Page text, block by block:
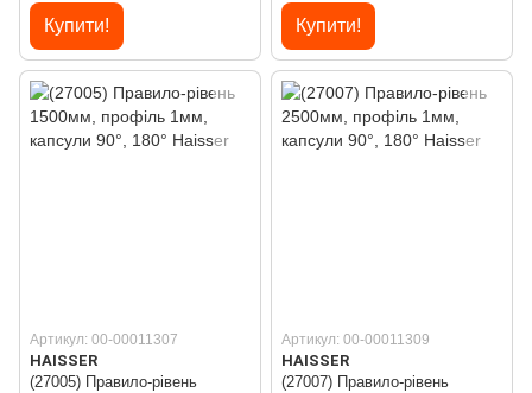
Купити! Купити!
Артикул: 00-00011307
HAISSER
(27005) Правило-рівень
Артикул: 00-00011309
HAISSER
(27007) Правило-рівень